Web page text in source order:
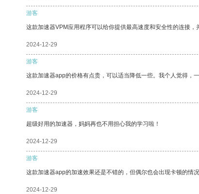
游客
这款加速器VPM应用程序可以给你提供最高速度和安全性的连接，
2024-12-29
游客
这款加速器app的价格有点贵，可以适当降低一些。我个人觉得，
2024-12-29
游客
超级好用的加速器，妈妈再也不用担心我的学习啦！
2024-12-29
游客
这款加速器app的加速效果还是不错的，但偶尔也会出现卡顿的情
2024-12-29